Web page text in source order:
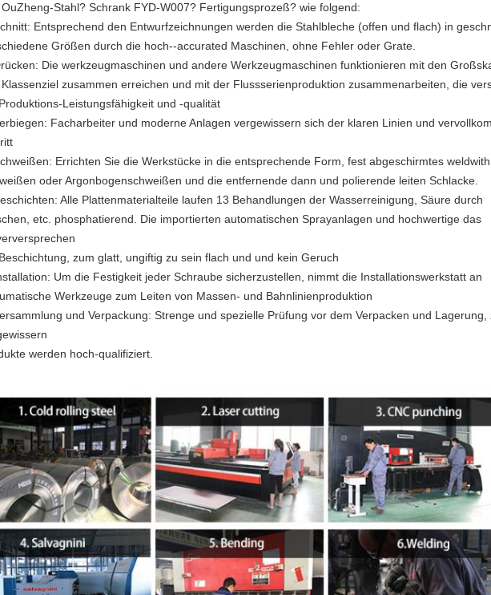
OuZheng-Stahl? Schrank FYD-W007? Fertigungsprozeß? wie folgend:
Entsprechend den Entwurfzeichnungen werden die Stahlbleche (offen und flach) in
Größen durch die hoch--accurated Maschinen, ohne Fehler oder Grate.
Die werkzeugmaschinen und andere Werkzeugmaschinen funktionieren mit den
zusammen erreichen und mit der Flussserienproduktion zusammenarbeiten, die
Leistungsfähigkeit und -qualität
Facharbeiter und moderne Anlagen vergewissern sich der klaren Linien und
Errichten Sie die Werkstücke in die entsprechende Form, fest abgeschirmtes
oder Argonbogenschweißen und die entfernende dann und polierende leiten Schlacke.
Alle Plattenmaterialteile laufen 13 Behandlungen der Wasserreinigung, Säure durch
etc. phosphatierend. Die importierten automatischen Sprayanlagen und hochwertige das
zum glatt, ungiftig zu sein flach und und kein Geruch
Um die Festigkeit jeder Schraube sicherzustellen, nimmt die Installationswerkstatt an
Werkzeuge zum Leiten von Massen- und Bahnlinienproduktion
und Verpackung: Strenge und spezielle Prüfung vor dem Verpacken und Lagerung,
werden hoch-qualifiziert.